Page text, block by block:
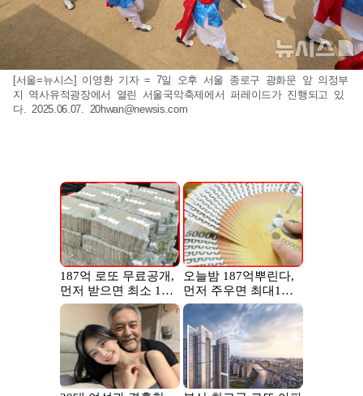
[서울=뉴시스] 이영환 기자 = 7일 오후 서울 종로구 광화문 앞 의정부
지 역사유적광장에서 열린 서울국악축제에서 퍼레이드가 진행되고 있
다. 2025.06.07. 20hwan@newsis.com